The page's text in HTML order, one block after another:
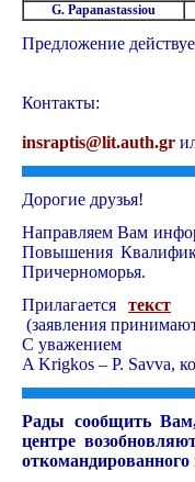
G. Papanastassiou
Предложение
Контакты:
insraptis@lit.auth.gr
Дорогие друзья!
Направляем Вам
Повышения
Причерноморья.
Прилагается текст
(заявления
С уважением
A Krigkos – P. Savva,
Рады сообщить
центре
откомандированного